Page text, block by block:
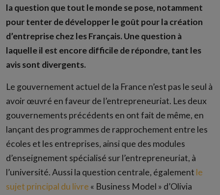
la question que tout le monde se pose, notamment
pour tenter de développer le goût pour la création
d’entreprise chez les Français. Une question à
laquelle il est encore difficile de répondre, tant les
avis sont divergents.
Le gouvernement actuel de la France n’est pas le seul à
avoir œuvré en faveur de l’entrepreneuriat. Les deux
gouvernements précédents en ont fait de même, en
lançant des programmes de rapprochement entre les
écoles et les entreprises, ainsi que des modules
d’enseignement spécialisé sur l’entrepreneuriat, à
l’université. Aussi la question centrale, également le
sujet principal du livre « Business Model » d’Olivia